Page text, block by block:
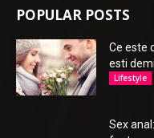
POPULAR POSTS
Ce este
esti
Lifestyle
Sex